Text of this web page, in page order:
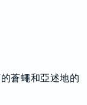
蒼蠅和亞述地的